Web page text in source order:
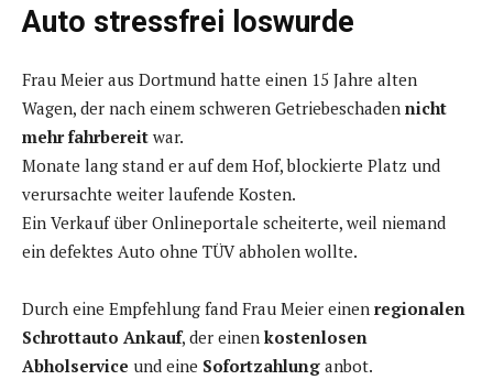
Auto stressfrei loswurde
Frau Meier aus Dortmund hatte einen 15 Jahre alten
Wagen, der nach einem schweren Getriebeschaden nicht
mehr fahrbereit war.
Monate lang stand er auf dem Hof, blockierte Platz und
verursachte weiter laufende Kosten.
Ein Verkauf über Onlineportale scheiterte, weil niemand
ein defektes Auto ohne TÜV abholen wollte.
Durch eine Empfehlung fand Frau Meier einen regionalen
Schrottauto Ankauf, der einen kostenlosen
Abholservice und eine Sofortzahlung anbot.